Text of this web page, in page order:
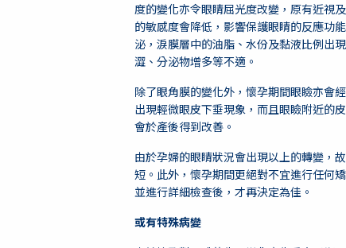
度的變化亦令眼睛屈光度改變，原有近視
的敏感度會降低，影響保護眼睛的反應功
泌，淚膜層中的油脂、水份及黏液比例出
澀、分泌物增多等不適。
除了眼角膜的變化外，懷孕期間眼瞼亦會
出現輕微眼皮下垂現象，而且眼瞼附近的
會於產後得到改善。
由於孕婦的眼睛狀況會出現以上的轉變，
短。此外，懷孕期間更絕對不宜進行任何
並進行詳細檢查後，才再決定為佳。
或有特殊病變